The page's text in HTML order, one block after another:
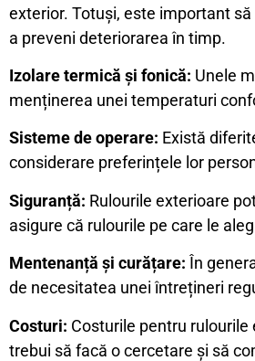
exterior. Totuși, este important
a preveni deteriorarea în timp.
Izolare termică și fonică: Unele
menținerea unei temperaturi
Sisteme de operare: Există
considerare preferințele lor
Siguranță: Rulourile exterioare
asigure că rulourile pe care le
Mentenanță și curățare: În
de necesitatea unei întrețineri
Costuri: Costurile pentru
trebui să facă o cercetare și să